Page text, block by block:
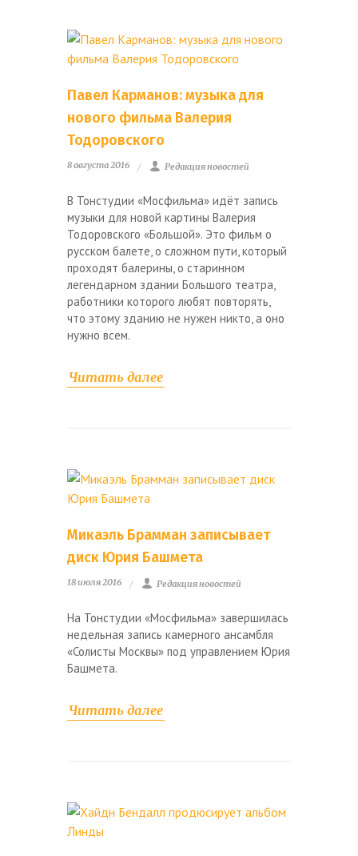
Павел Карманов: музыка для
нового фильма Валерия
Тодоровского
8 августа 2016 Редакция новостей
В Тонстудии «Мосфильма» идёт запись
музыки для новой картины Валерия
Тодоровского «Большой». Это фильм о
русском балете, о сложном пути, который
проходят балерины, о старинном
легендарном здании Большого театра,
работники которого любят повторять,
что этому зданию не нужен никто, а оно
нужно всем.
Читать далее
Микаэль Брамман записывает
диск Юрия Башмета
18 июля 2016 Редакция новостей
На Тонстудии «Мосфильма» завершилась
недельная запись камерного ансамбля
«Солисты Москвы» под управлением Юрия
Башмета.
Читать далее